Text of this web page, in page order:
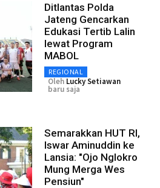
Ditlantas Polda
Jateng Gencarkan
Edukasi Tertib Lalin
lewat Program
MABOL
REGIONAL
Oleh Lucky Setiawan
baru saja
Semarakkan HUT RI,
Iswar Aminuddin ke
Lansia: "Ojo Nglokro
Mung Merga Wes
Pensiun"